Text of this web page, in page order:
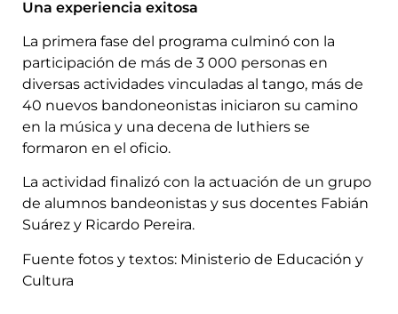
Una experiencia exitosa
La primera fase del programa culminó con la
participación de más de 3 000 personas en
diversas actividades vinculadas al tango, más de
40 nuevos bandoneonistas iniciaron su camino
en la música y una decena de luthiers se
formaron en el oficio.
La actividad finalizó con la actuación de un grupo
de alumnos bandeonistas y sus docentes Fabián
Suárez y Ricardo Pereira.
Fuente fotos y textos: Ministerio de Educación y
Cultura